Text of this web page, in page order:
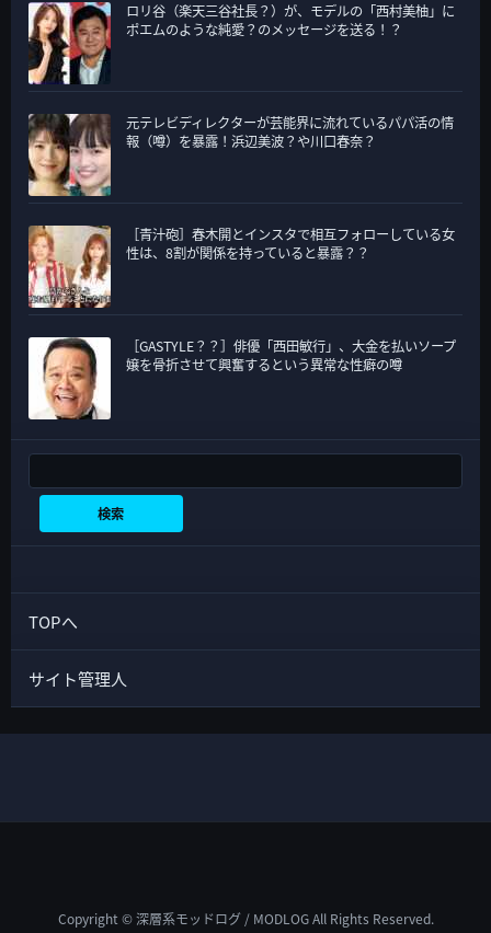
ロリ谷（楽天三谷社長？）が、モデルの「西村美柚」に
ポエムのような純愛？のメッセージを送る！？
元テレビディレクターが芸能界に流れているパパ活の情
報（噂）を暴露！浜辺美波？や川口春奈？
［青汁砲］春木開とインスタで相互フォローしている女
性は、8割が関係を持っていると暴露？？
［GASTYLE？？］俳優「西田敏行」、大金を払いソープ
嬢を骨折させて興奮するという異常な性癖の噂
検索
TOPへ
サイト管理人
Copyright © 深層系モッドログ / MODLOG All Rights Reserved.